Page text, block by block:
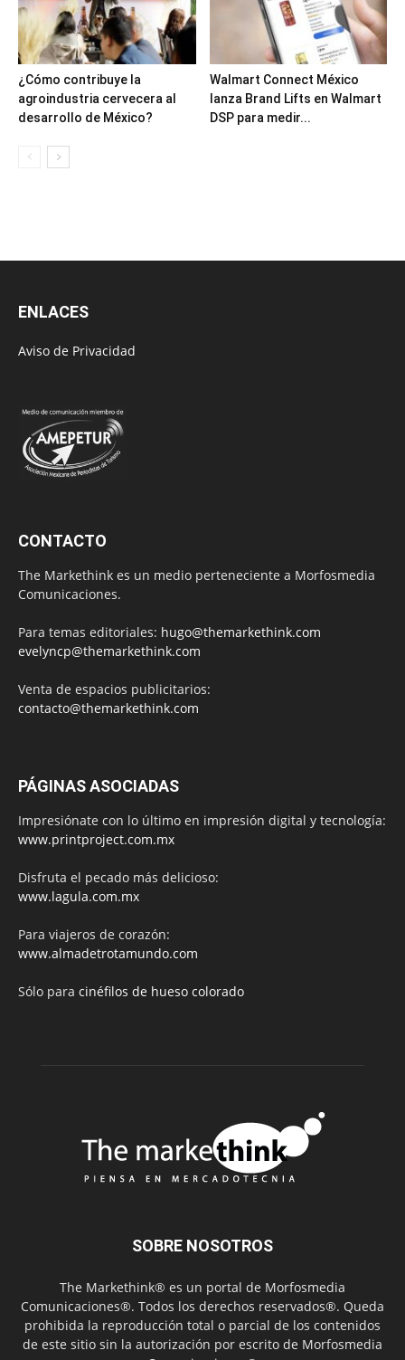
¿Cómo contribuye la
agroindustria cervecera al
desarrollo de México?
Walmart Connect México
lanza Brand Lifts en Walmart
DSP para medir...
ENLACES
Aviso de Privacidad
CONTACTO
The Markethink es un medio perteneciente a Morfosmedia
Comunicaciones.
Para temas editoriales: hugo@themarkethink.com
evelyncp@themarkethink.com
Venta de espacios publicitarios:
contacto@themarkethink.com
PÁGINAS ASOCIADAS
Impresiónate con lo último en impresión digital y tecnología:
www.printproject.com.mx
Disfruta el pecado más delicioso:
www.lagula.com.mx
Para viajeros de corazón:
www.almadetrotamundo.com
Sólo para cinéfilos de hueso colorado
SOBRE NOSOTROS
The Markethink® es un portal de Morfosmedia
Comunicaciones®. Todos los derechos reservados®. Queda
prohibida la reproducción total o parcial de los contenidos
de este sitio sin la autorización por escrito de Morfosmedia